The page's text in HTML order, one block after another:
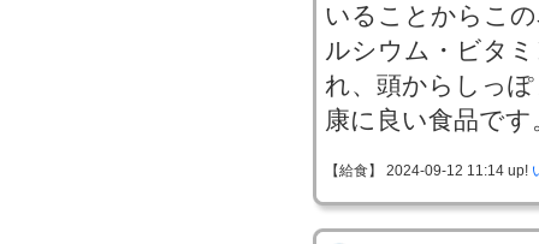
いることからこ
ルシウム・ビタ
れ、頭からしっ
康に良い食品です
【給食】 2024-09-12 11:14 up!